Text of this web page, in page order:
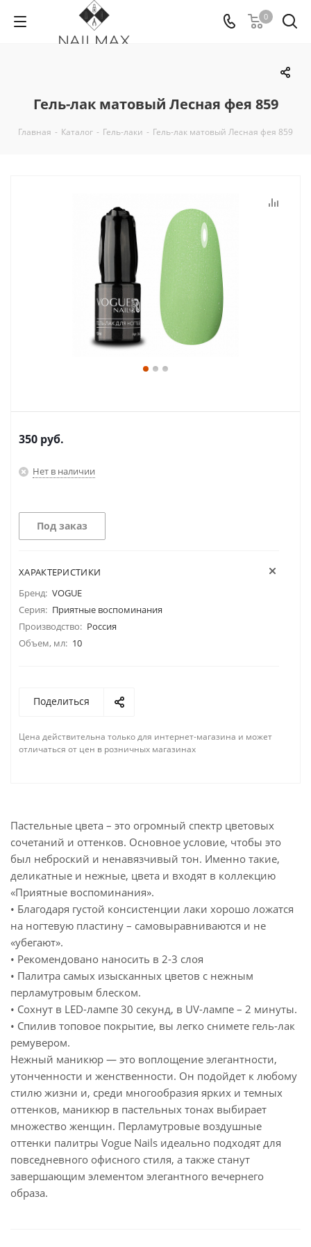
0
Гель-лак матовый Лесная фея 859
Главная - Каталог - Гель-лаки - Гель-лак матовый Лесная фея 859
350 руб.
Нет в наличии
Под заказ
ХАРАКТЕРИСТИКИ
Бренд: VOGUE
Серия: Приятные воспоминания
Производство: Россия
Объем, мл: 10
Поделиться
Цена действительна только для интернет-магазина и может
отличаться от цен в розничных магазинах
Пастельные цвета – это огромный спектр цветовых
сочетаний и оттенков. Основное условие, чтобы это
был неброский и ненавязчивый тон. Именно такие,
деликатные и нежные, цвета и входят в коллекцию
«Приятные воспоминания».
• Благодаря густой консистенции лаки хорошо ложатся
на ногтевую пластину – самовыравниваются и не
«убегают».
• Рекомендовано наносить в 2-3 слоя
• Палитра самых изысканных цветов с нежным
перламутровым блеском.
• Сохнут в LED-лампе 30 секунд, в UV-лампе – 2 минуты.
• Спилив топовое покрытие, вы легко снимете гель-лак
ремувером.
Нежный маникюр — это воплощение элегантности,
утонченности и женственности. Он подойдет к любому
стилю жизни и, среди многообразия ярких и темных
оттенков, маникюр в пастельных тонах выбирает
множество женщин. Перламутровые воздушные
оттенки палитры Vogue Nails идеально подходят для
повседневного офисного стиля, а также станут
завершающим элементом элегантного вечернего
образа.